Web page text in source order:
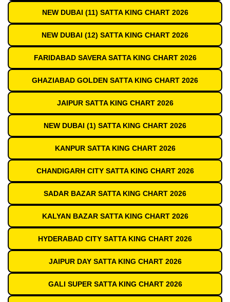
NEW DUBAI (11) SATTA KING CHART 2026
NEW DUBAI (12) SATTA KING CHART 2026
FARIDABAD SAVERA SATTA KING CHART 2026
GHAZIABAD GOLDEN SATTA KING CHART 2026
JAIPUR SATTA KING CHART 2026
NEW DUBAI (1) SATTA KING CHART 2026
KANPUR SATTA KING CHART 2026
CHANDIGARH CITY SATTA KING CHART 2026
SADAR BAZAR SATTA KING CHART 2026
KALYAN BAZAR SATTA KING CHART 2026
HYDERABAD CITY SATTA KING CHART 2026
JAIPUR DAY SATTA KING CHART 2026
GALI SUPER SATTA KING CHART 2026